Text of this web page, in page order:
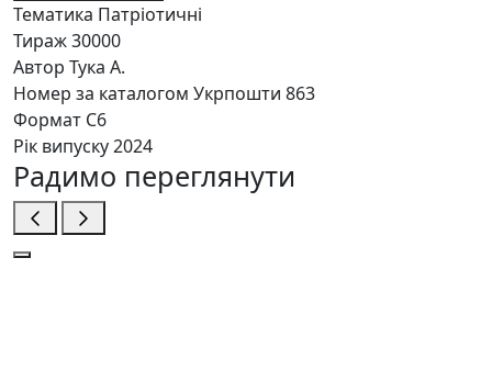
Тематика Патріотичні
Тираж30000
Автор Тука А.
Номер за каталогом Укрпошти 863
Формат C6
Рік випуску2024
Радимо переглянути